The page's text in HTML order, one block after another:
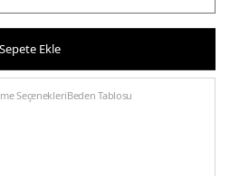
Sepete Ekle
SeçenekleriBeden Tablosu